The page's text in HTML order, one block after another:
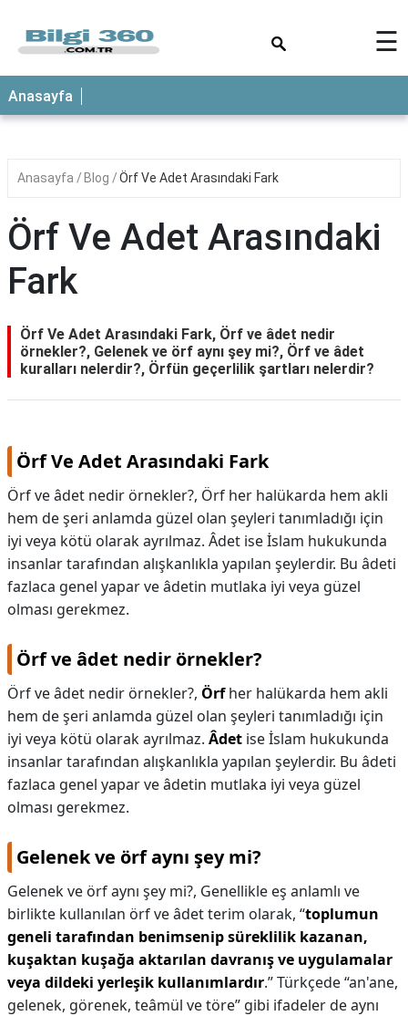
ANASAYFA
☰
Anasayfa
Anasayfa Blog Örf Ve Adet Arasındaki Fark
Örf Ve Adet Arasındaki
Fark
Örf Ve Adet Arasındaki Fark, Örf ve âdet nedir
örnekler?, Gelenek ve örf aynı şey mi?, Örf ve âdet
kuralları nelerdir?, Örfün geçerlilik şartları nelerdir?
Örf Ve Adet Arasındaki Fark
Örf ve âdet nedir örnekler?, Örf her halükarda hem akli
hem de şeri anlamda güzel olan şeyleri tanımladığı için
iyi veya kötü olarak ayrılmaz. Âdet ise İslam hukukunda
insanlar tarafından alışkanlıkla yapılan şeylerdir. Bu âdeti
fazlaca genel yapar ve âdetin mutlaka iyi veya güzel
olması gerekmez.
Örf ve âdet nedir örnekler?
Örf ve âdet nedir örnekler?, Örfher halükarda hem akli
hem de şeri anlamda güzel olan şeyleri tanımladığı için
iyi veya kötü olarak ayrılmaz. Âdet ise İslam hukukunda
insanlar tarafından alışkanlıkla yapılan şeylerdir. Bu âdeti
fazlaca genel yapar ve âdetin mutlaka iyi veya güzel
olması gerekmez.
Gelenek ve örf aynı şey mi?
Gelenek ve örf aynı şey mi?, Genellikle eş anlamlı ve
birlikte kullanılan örf ve âdet terim olarak, “toplumun
geneli tarafından benimsenip süreklilik kazanan,
kuşaktan kuşağa aktarılan davranış ve uygulamalar
veya dildeki yerleşik kullanımlardır.” Türkçede “an'ane,
gelenek, görenek, teâmül ve töre” gibi ifadeler de aynı